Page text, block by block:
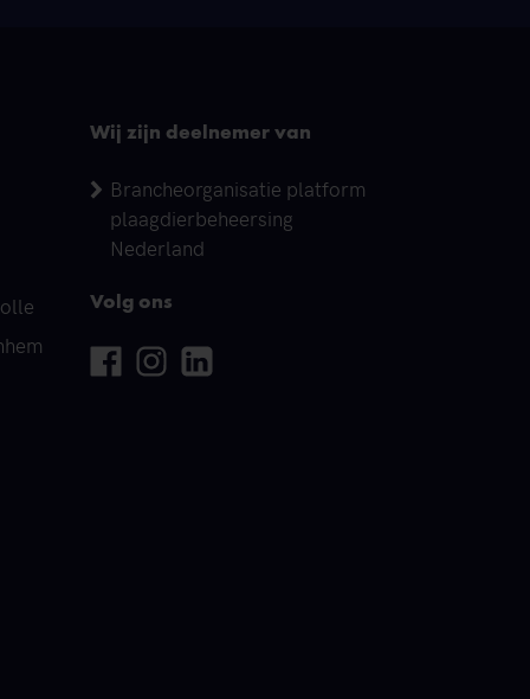
Wij zijn deelnemer van
Brancheorganisatie platform
plaagdierbeheersing
Nederland
Volg ons
Facebook
InstagramLinkedin